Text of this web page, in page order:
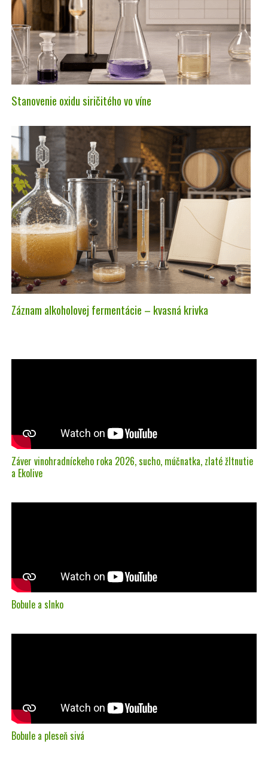
Stanovenie oxidu siričitého vo víne
Záznam alkoholovej fermentácie – kvasná krivka
Záver vinohradníckeho roka 2026, sucho, múčnatka, zlaté žltnutie
a Ekolive
Bobule a slnko
Bobule a pleseň sivá